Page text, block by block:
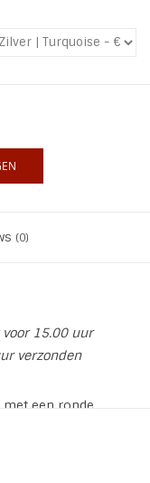
(0)
15.00 uur
verzonden
een ronde